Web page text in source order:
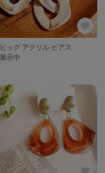
ビッグ アクリル ピアス
展示中